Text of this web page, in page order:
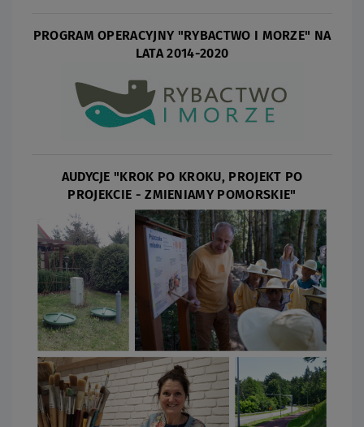
PROGRAM OPERACYJNY "RYBACTWO I MORZE" NA
LATA 2014-2020
AUDYCJE "KROK PO KROKU, PROJEKT PO
PROJEKCIE - ZMIENIAMY POMORSKIE"